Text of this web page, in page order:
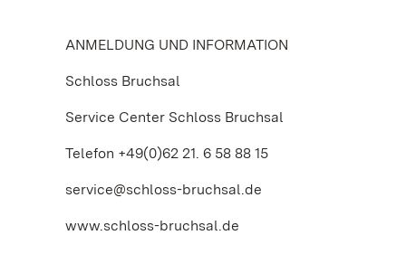
ANMELDUNG UND INFORMATION
Schloss Bruchsal
Service Center Schloss Bruchsal
Telefon +49(0)62 21. 6 58 88 15
service@schloss-bruchsal.de
www.schloss-bruchsal.de